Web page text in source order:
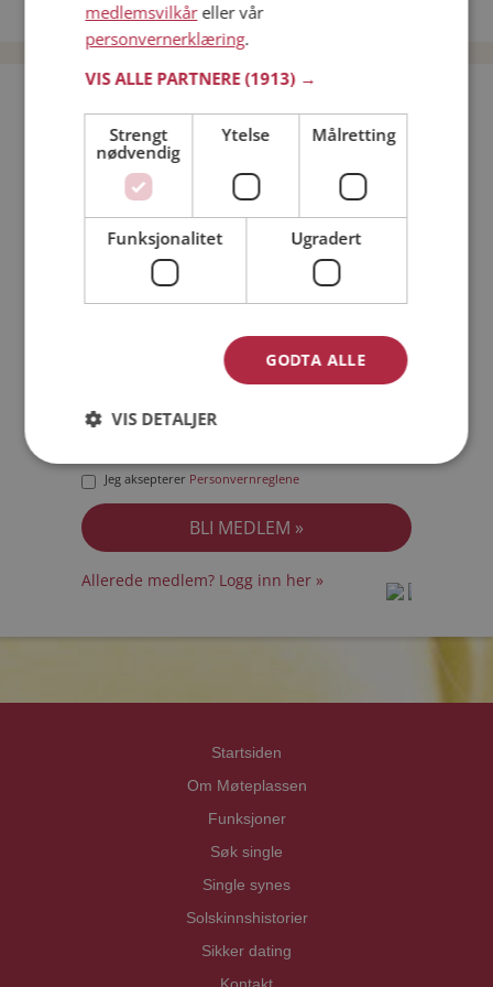
Date menn i Norge
Jeg er en: Mann Kvinne
Min alder:
Jeg aksepterer Personvernreglene
Allerede medlem? Logg inn her »
Startsiden
Om Møteplassen
Funksjoner
Søk single
Single synes
Solskinnshistorier
Sikker dating
medlemsvilkåreller vår
personvernerklæring.
VIS ALLE PARTNERE(1913) →
Strengt
nødvendig
Ytelse Målretting
Funksjonalitet Ugradert
GODTA ALLE
VIS DETALJER